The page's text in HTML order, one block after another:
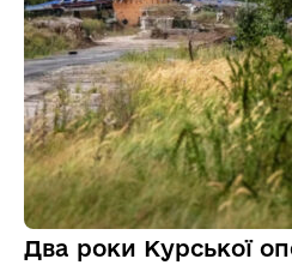
Два роки Курської